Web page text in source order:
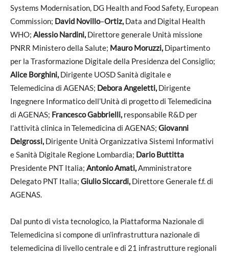
Systems Modernisation, DG Health and Food Safety, European
Commission; David Novillo–Ortiz, Data and Digital Health
WHO; Alessio Nardini, Direttore generale Unità missione
PNRR Ministero della Salute; Mauro Moruzzi, Dipartimento
per la Trasformazione Digitale della Presidenza del Consiglio;
Alice Borghini, Dirigente UOSD Sanità digitale e
Telemedicina di AGENAS; Debora Angeletti, Dirigente
Ingegnere Informatico dell’Unità di progetto di Telemedicina
di AGENAS; Francesco Gabbrielli, responsabile R&D per
l’attività clinica in Telemedicina di AGENAS; Giovanni
Delgrossi, Dirigente Unità Organizzativa Sistemi Informativi
e Sanità Digitale Regione Lombardia; Dario Buttitta
Presidente PNT Italia; Antonio Amati,Amministratore
Delegato PNT Italia; Giulio Siccardi, Direttore Generale f.f. di
AGENAS.
Dal punto di vista tecnologico, la Piattaforma Nazionale di
Telemedicina si compone di un’infrastruttura nazionale di
telemedicina di livello centrale e di 21 infrastrutture regionali